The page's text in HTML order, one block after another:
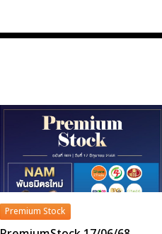
Premium Stock